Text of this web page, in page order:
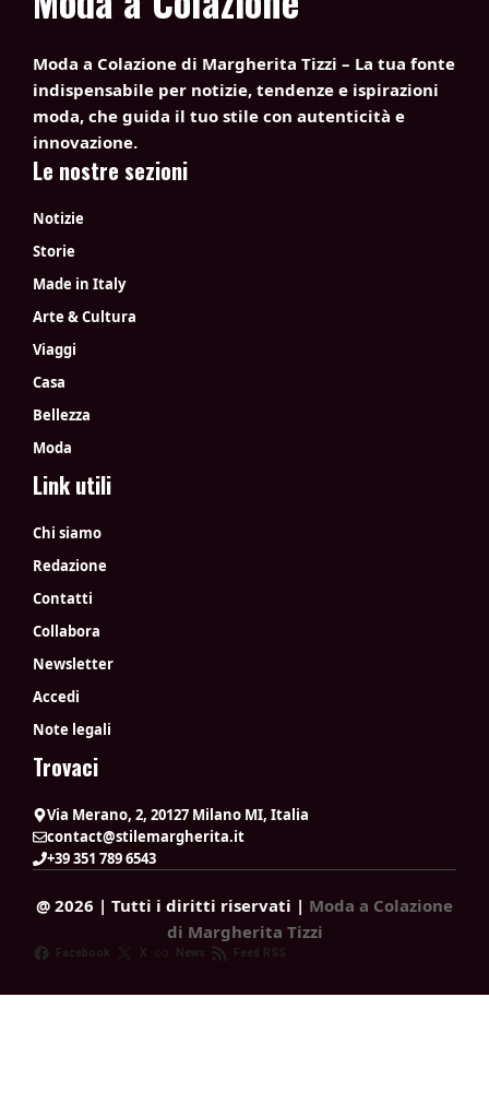
Moda a Colazione di Margherita Tizzi – La tua fonte
indispensabile per notizie, tendenze e ispirazioni
moda, che guida il tuo stile con autenticità e
innovazione.
Le nostre sezioni
Notizie
Storie
Made in Italy
Arte & Cultura
Viaggi
Casa
Bellezza
Moda
Link utili
Chi siamo
Redazione
Contatti
Collabora
Newsletter
Accedi
Note legali
Trovaci
Via Merano, 2, 20127 Milano MI, Italia
contact@stilemargherita.it
+39 351 789 6543
@ 2026 | Tutti i diritti riservati | Moda a Colazione
di Margherita Tizzi
Facebook X News Feed RSS